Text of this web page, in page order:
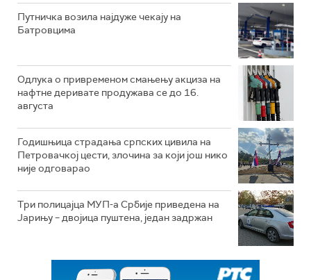
Путничка возила најдуже чекају на
Батровцима
Одлука о привременом смањењу акциза на
нафтне деривате продужава се до 16.
августа
Годишњица страдања српских цивила на
Петровачкој цести, злочина за који још нико
није одговарао
Три полицајца МУП-а Србије приведена на
Јарињу – двојица пуштена, један задржан